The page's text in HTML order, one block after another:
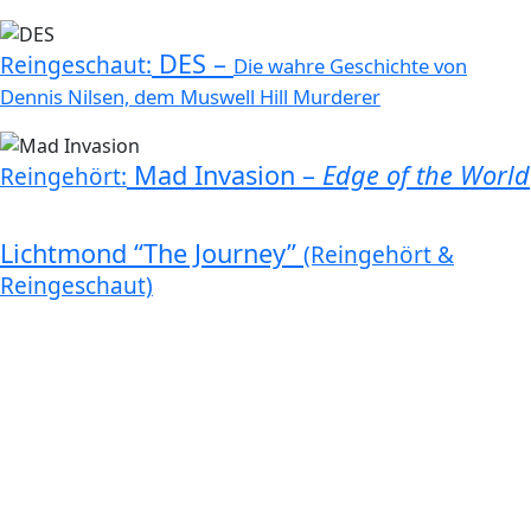
Reingeschaut: DES – Die wahre Geschichte von
Dennis Nilsen, dem Muswell Hill Murderer
Reingehört: Mad Invasion – Edge of the World
Lichtmond “The Journey” (Reingehört &
Reingeschaut)